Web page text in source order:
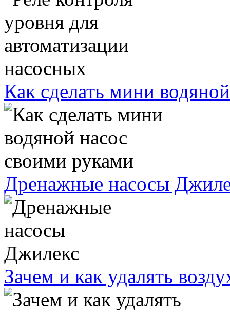
Как сделать мини
Дренажные насосы
Зачем и как удалять